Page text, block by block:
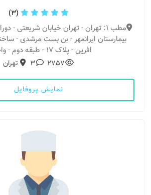
(3)
مطب 1: تهران - تهران خیابان شریعتی -
بیمارستان ایرانمهر - بن بست مرشدی -
افرین - پلاک ۱۷ - طبقه دوم - واحد ۵
2757
3 تهران
نمایش پروفایل